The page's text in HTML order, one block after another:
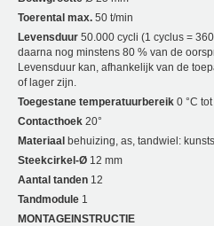
Toerental max. 50 t/min
Levensduur 50.000 cycli (1 cyclus =
daarna nog minstens 80 % van de
Levensduur kan, afhankelijk van de
of lager zijn.
Toegestane temperatuurbereik 0 °C
Contacthoek 20°
Materiaal behuizing, as, tandwiel:
Steekcirkel-Ø 12 mm
Aantal tanden 12
Tandmodule 1
MONTAGEINSTRUCTIE